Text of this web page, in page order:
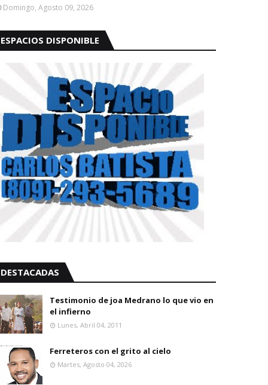
Domingo, Agosto 09, 2026
ESPACIOS DISPONIBLE
DESTACADAS
Testimonio de joa Medrano lo que vio en
el infierno
Lunes, Abril 04, 2011
Ferreteros con el grito al cielo
Martes, Agosto 04, 2026